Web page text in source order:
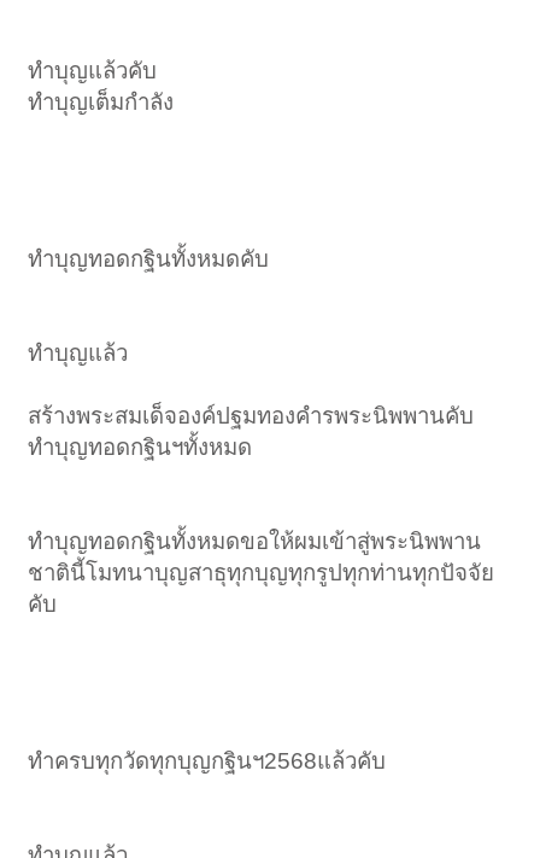
ทำบุญแล้วคับ
ทำบุญเต็มกำลัง
ทำบุญทอดกฐินทั้งหมดคับ
ทำบุญแล้ว
สร้างพระสมเด็จองค์ปฐมทองคำรพระนิพพานคับ
ทำบุญทอดกฐินฯทั้งหมด
ทำบุญทอดกฐินทั้งหมดขอให้ผมเข้าสู่พระนิพพาน
ชาตินี้โมทนาบุญสาธุทุกบุญทุกรูปทุกท่านทุกปัจจัย
คับ
ทำครบทุกวัดทุกบุญกฐินฯ2568แล้วคับ